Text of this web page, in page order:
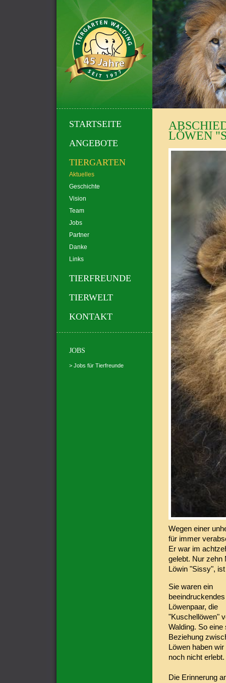
STARTSEITE
ANGEBOTE
TIERGARTEN
Aktuelles
Geschichte
Vision
Team
Jobs
Partner
Danke
Links
TIERFREUNDE
TIERWELT
KONTAKT
JOBS
> Jobs für Tierfreunde
LÖWEN
Wegen einer
für immer
Er war im
gelebt. Nur zehn
Löwin "Sissy",
Sie waren ein
beeindruckendes
Löwenpaar, die
"Kuschellöwen"
Walding. So eine
Beziehung
Löwen haben
noch nicht erlebt.
Die Erinnerung